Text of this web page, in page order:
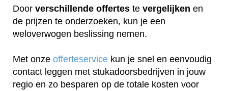
Door verschillende offertes te vergelijken en
de prijzen te onderzoeken, kun je een
weloverwogen beslissing nemen.
Met onze offerteservice kun je snel en eenvoudig
contact leggen met stukadoorsbedrijven in jouw
regio en zo besparen op de totale kosten voor